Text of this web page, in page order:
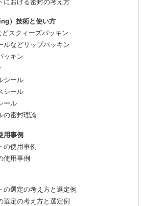
おける密封の考え方
）技術と使い方
スクィーズパッキン
などリップパッキン
キン
ール
ール
ール
密封理論
用事例
使用事例
用事例
選定の考え方と選定例
定の考え方と選定例